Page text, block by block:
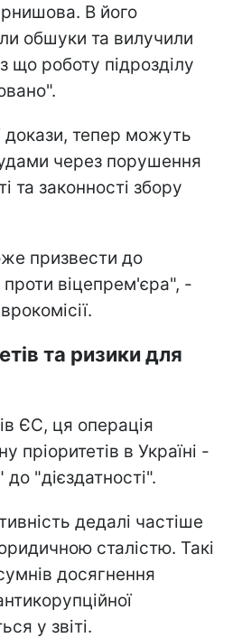
В його
обшуки та вилучили
що роботу підрозділу
тепер можуть
через порушення
та законності збору
призвести до
віцепрем'єра", -
та ризики для
ЄС, ця операція
пріоритетів в Україні -
до "дієздатності".
дедалі частіше
сталістю. Такі
досягнення
у звіті.